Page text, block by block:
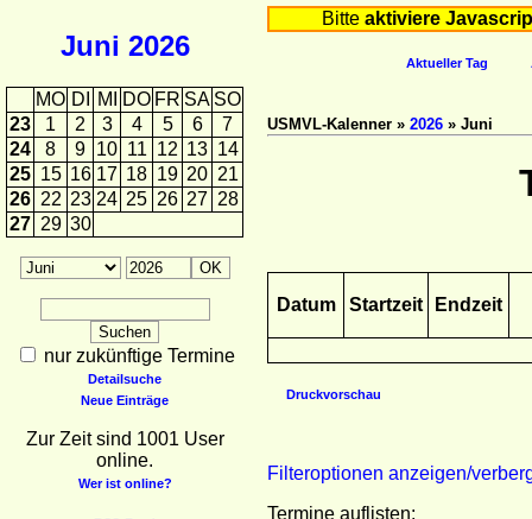
Juni 2026
MO DI MI DO FR SA SO
23
1 2 3 4 5 6
7
24
8 9 10 11 12 13 14
25 15 16 17 18 19 20 21
26 22 23 24 25 26 27 28
27 29 30
nur zukünftige Termine
Detailsuche
Neue Einträge
Zur Zeit sind 1001 User
online.
Wer ist online?
Bitte aktiviere
Aktueller Tag
USMVL-Kalenner » 2026 » Juni
Datum Startzeit Endzeit
Druckvorschau
Filteroptionen anzeigen/
Termine auflisten: